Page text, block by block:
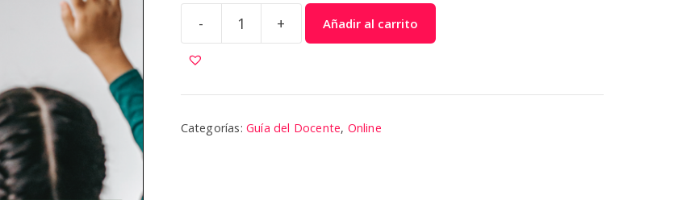
-
11
Guía
del
Docente
+ Añadir al carrito
Categorías: Guía del Docente, Online